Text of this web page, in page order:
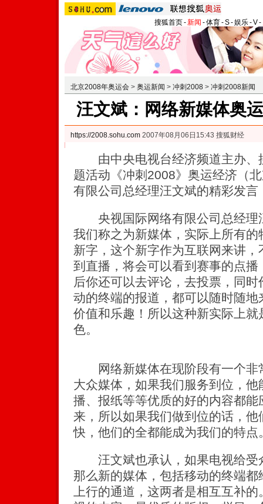
搜狐首页-新闻 -体育-S-娱乐-V-
北京2008年奥运会 > 奥运新闻 > 冲刺2008 > 冲刺2008新闻
汪文斌：网络新媒体奥
https://2008.sohu.com 2007年08月06日15:43 搜狐财经
由中央电视台经济频道主办、
题活动《冲刺2008》奥运经济（
有限公司总经理汪文斌的精彩发言
央视国际网络有限公司总经理
我们称之为新媒体，实际上所有
新字，这个新字作为互联网来讲
到直播，将会可以看到赛事的点
后你还可以去评论，去投票，同
动的终端的报道，都可以随时随
价值和乐趣！所以这种新实际上
色。
网络新媒体在现阶段有一个非
大众媒体，如果我们服务到位，
播、报纸等等优质的好的内容都
来，所以如果我们做到位的话，
快，他们的全都能成为我们的特点
汪文斌也承认，如果电视给受
那么新的媒体，包括移动的终端
上行的通道，这两者是相互互补